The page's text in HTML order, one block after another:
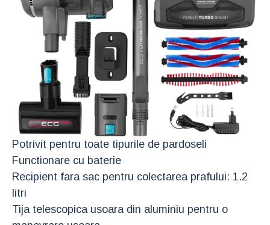
Potrivit pentru toate tipurile de pardoseli
Functionare cu baterie
Recipient fara sac pentru colectarea prafului: 1.2
litri
Tija telescopica usoara din aluminiu pentru o